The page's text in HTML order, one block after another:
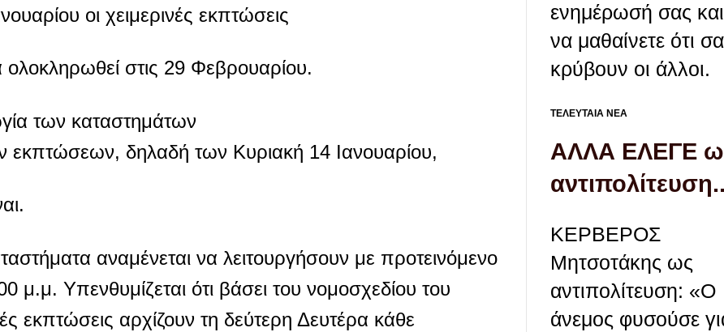
οι χειμερινές εκπτώσεις
ολοκληρωθεί στις 29 Φεβρουαρίου.
των καταστημάτων
εκπτώσεων, δηλαδή των Κυριακή 14 Ιανουαρίου,
αναμένεται να λειτουργήσουν με προτεινόμενο
μ.μ. Υπενθυμίζεται ότι βάσει του νομοσχεδίου του
εκπτώσεις αρχίζουν τη δεύτερη Δευτέρα κάθε
ενημέρωσή σας
να μαθαίνετε ότι
κρύβουν οι άλλοι.
ΤΕΛΕΥΤΑΙΑ ΝΕΑ
ΑΛΛΑ ΕΛΕΓΕ
ΚΕΡΒΕΡΟΣ
Μητσοτάκης ως
αντιπολίτευση: «Ο
άνεμος φυσούσε